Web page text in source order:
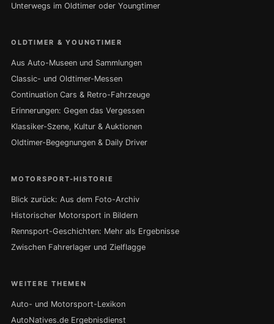
Unterwegs im Oldtimer oder Youngtimer
OLDTIMER & YOUNGTIMER
Aus Auto-Museen und Sammlungen
Classic- und Oldtimer-Messen
Continuation Cars & Retro-Fahrzeuge
Erinnerungen: Gegen das Vergessen
Klassiker-Szene, Kultur & Auktionen
Oldtimer-Begegnungen & Daily Driver
MOTORSPORT-HISTORIE
Blick zurück: Aus dem Foto-Archiv
Historischer Motorsport in Bildern
Rennsport-Geschichten: Mehr als Ergebnisse
Zwischen Fahrerlager und Zielflagge
WEITERE THEMEN
Auto- und Motorsport-Lexikon
AutoNatives.de Ergebnisdienst